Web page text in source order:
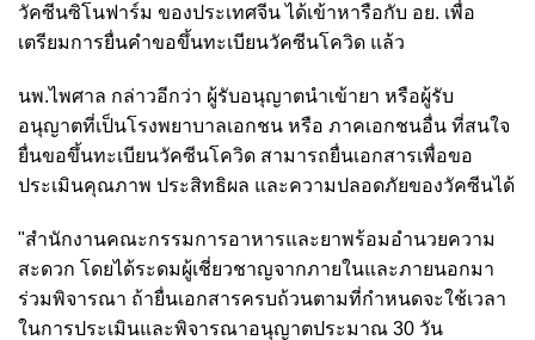
วัคซีนซิโนฟาร์ม ของประเทศจีน ได้เข้าหารือกับ อย. เพื่อ
เตรียมการยื่นคำขอขึ้นทะเบียนวัคซีนโควิด แล้ว
นพ.ไพศาล กล่าวอีกว่า ผู้รับอนุญาตนำเข้ายา หรือผู้รับ
อนุญาตที่เป็นโรงพยาบาลเอกชน หรือ ภาคเอกชนอื่น ที่สนใจ
ยื่นขอขึ้นทะเบียนวัคซีนโควิด สามารถยื่นเอกสารเพื่อขอ
ประเมินคุณภาพ ประสิทธิผล และความปลอดภัยของวัคซีนได้
"สำนักงานคณะกรรมการอาหารและยาพร้อมอำนวยความ
สะดวก โดยได้ระดมผู้เชี่ยวชาญจากภายในและภายนอกมา
ร่วมพิจารณา ถ้ายื่นเอกสารครบถ้วนตามที่กำหนดจะใช้เวลา
ในการประเมินและพิจารณาอนุญาตประมาณ 30 วัน